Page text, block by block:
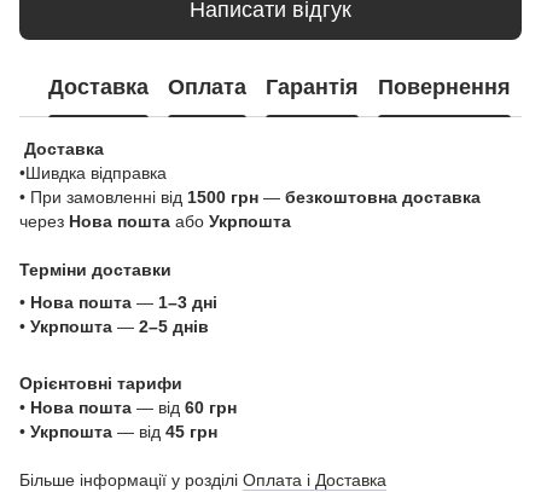
Написати відгук
Доставка Оплата Гарантія Повернення
Доставка
•Шивдка відправка
• При замовленні від 1500 грн — безкоштовна доставка
через Нова пошта або Укрпошта
Терміни доставки
• Нова пошта — 1–3 дні
• Укрпошта — 2–5 днів
Орієнтовні тарифи
• Нова пошта — від 60 грн
• Укрпошта — від 45 грн
Більше інформації у розділі Оплата і Доставка